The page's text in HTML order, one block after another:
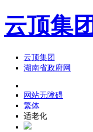
云顶集团
云顶集团
湖南省政府网
网站无障碍
繁体
适老化